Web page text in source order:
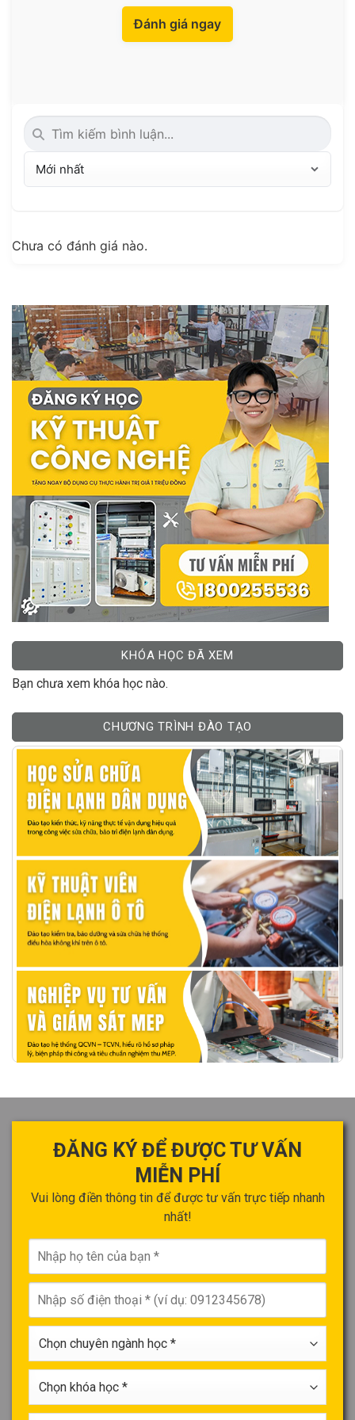
Đánh giá ngay
Chưa có đánh giá nào.
KHÓA HỌC ĐÃ XEM
Bạn chưa xem khóa học nào.
CHƯƠNG TRÌNH ĐÀO TẠO
ĐĂNG KÝ ĐỂ ĐƯỢCTƯ VẤN
MIỄN PHÍ
Vui lòng điền thông tin để được tư vấn trực tiếp nhanh
nhất!
họ
tên
của
*
số
điện
thoại
chuyên
ngành
học
khóa
học